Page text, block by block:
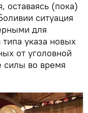
оставаясь (пока)
ситуация
для
указа новых
от уголовной
силы во время